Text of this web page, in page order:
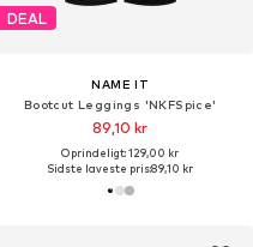
DEAL
NAME IT
Bootcut Leggings 'NKFSpice'
89,10 kr
Oprindeligt: 129,00 kr
Sidste laveste pris:89,10 kr